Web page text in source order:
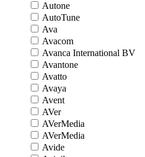
Autone
AutoTune
Ava
Avacom
Avanca International BV
Avantone
Avatto
Avaya
Avent
AVer
AVerMedia
AVerMedia
Avide